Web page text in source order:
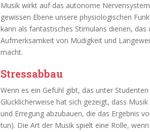
Musik wirkt auf das autonome
gewissen Ebene unsere physiologischen
kann als fantastisches Stimulans dienen,
Aufmerksamkeit von Müdigkeit und
macht.
Stressabbau
Wenn es ein Gefühl gibt, das unter
Glücklicherweise hat sich gezeigt, dass
und Erregung abzubauen, die das Ergebnis
tun). Die Art der Musik spielt eine Rolle,